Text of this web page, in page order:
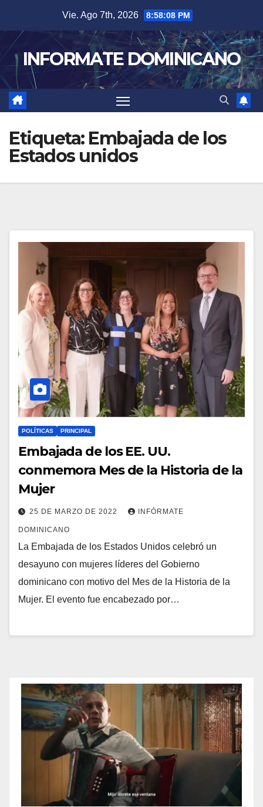
content
Vie. Ago 7th, 2026 8:58:08 PM
INFORMATE DOMINICANO
Etiqueta: Embajada de los
Estados unidos
POLÍTICAS PRINCIPAL
Embajada de los EE. UU.
conmemora Mes de la Historia de la
Mujer
25 DE MARZO DE 2022 INFÓRMATE
DOMINICANO
La Embajada de los Estados Unidos celebró un
desayuno con mujeres líderes del Gobierno
dominicano con motivo del Mes de la Historia de la
Mujer. El evento fue encabezado por…